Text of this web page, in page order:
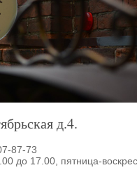
д.4.
87-73
до 17.00, пятница-